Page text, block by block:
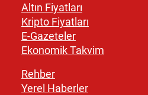
Altın Fiyatları
Kripto Fiyatları
E-Gazeteler
Ekonomik Takvim
Rehber
Yerel Haberler